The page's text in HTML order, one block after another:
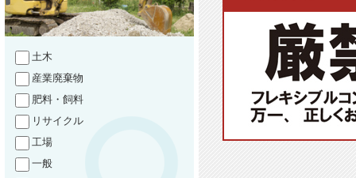
土木
産業廃棄物
肥料・飼料
リサイクル
工場
一般